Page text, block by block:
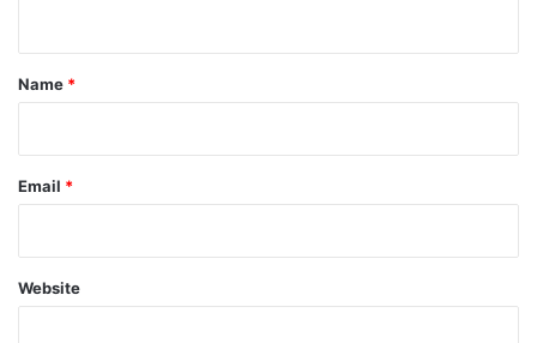
*
Name *
Email *
Website